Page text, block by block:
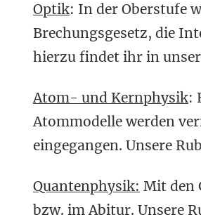
Optik: In der Oberstufe
Brechungsgesetz, die
hierzu findet ihr in
Atom- und Kernphysik:
Atommodelle werden
eingegangen. Unsere
Quantenphysik: Mit den
bzw. im Abitur. Unsere